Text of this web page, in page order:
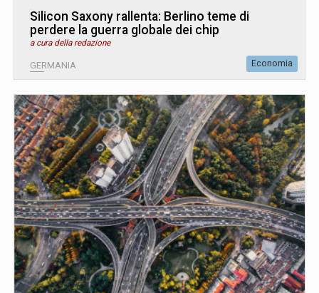
Silicon Saxony rallenta: Berlino teme di
perdere la guerra globale dei chip
a cura della redazione
GERMANIA Economia